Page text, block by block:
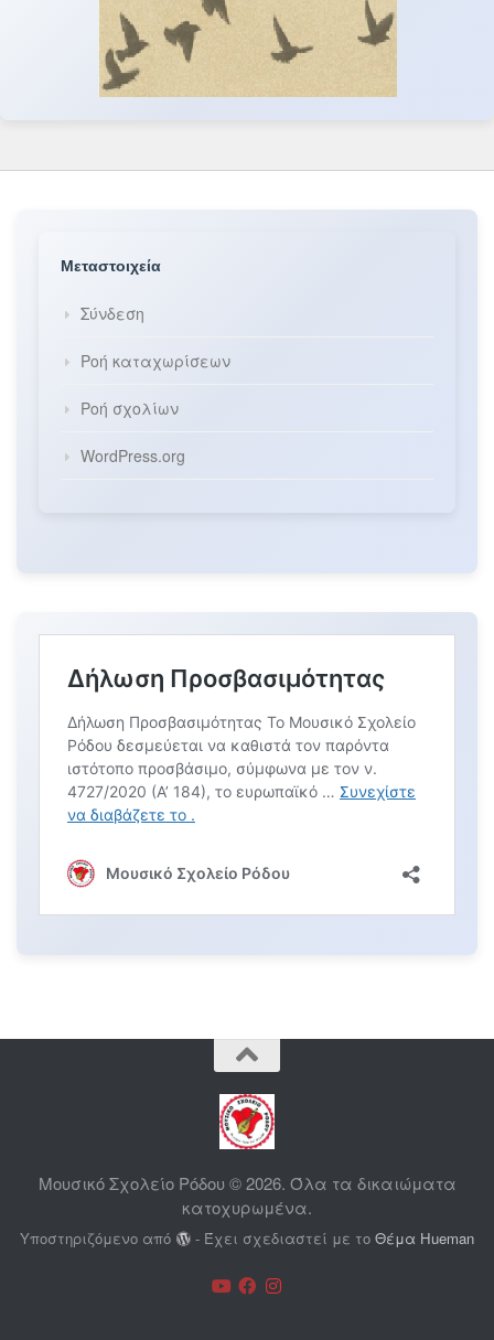
Μεταστοιχεία
Σύνδεση
Ροή καταχωρίσεων
Ροή σχολίων
WordPress.org
Μουσικό Σχολείο Ρόδου © 2026. Όλα τα δικαιώματα
κατοχυρωμένα.
Υποστηριζόμενο από - Έχει σχεδιαστεί με το Θέμα Ηueman